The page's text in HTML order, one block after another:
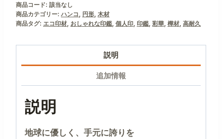
商品コード: 該当なし
商品カテゴリー: ハンコ 円形 木材
商品タグ: エコ印材 おしゃれな印鑑 個人印 印鑑 彩華 樺材 高耐久
説明
追加情報
説明
地球に優しく、手元に誇りを